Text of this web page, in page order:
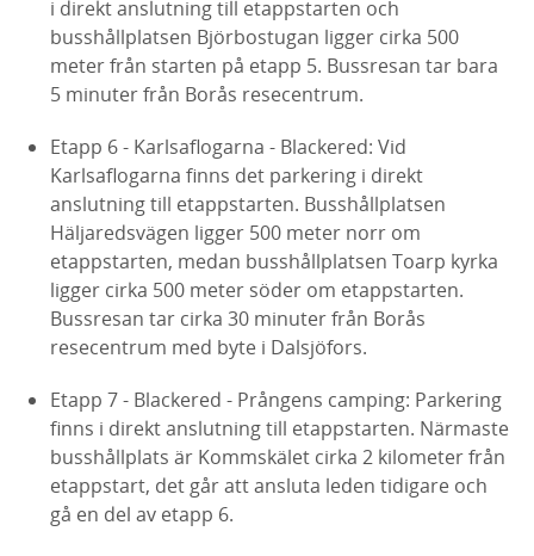
i direkt anslutning till etappstarten och
busshållplatsen Björbostugan ligger cirka 500
meter från starten på etapp 5. Bussresan tar bara
5 minuter från Borås resecentrum.
Etapp 6 - Karlsaflogarna - Blackered: Vid
Karlsaflogarna finns det parkering i direkt
anslutning till etappstarten. Busshållplatsen
Häljaredsvägen ligger 500 meter norr om
etappstarten, medan busshållplatsen Toarp kyrka
ligger cirka 500 meter söder om etappstarten.
Bussresan tar cirka 30 minuter från Borås
resecentrum med byte i Dalsjöfors.
Etapp 7 - Blackered - Prångens camping: Parkering
finns i direkt anslutning till etappstarten. Närmaste
busshållplats är Kommskälet cirka 2 kilometer från
etappstart, det går att ansluta leden tidigare och
gå en del av etapp 6.